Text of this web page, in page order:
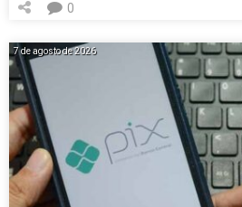
0
7 de agosto de 2026